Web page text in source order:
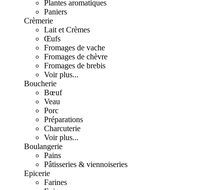
Plantes aromatiques
Paniers
Crèmerie
Lait et Crèmes
Œufs
Fromages de vache
Fromages de chèvre
Fromages de brebis
Voir plus...
Boucherie
Bœuf
Veau
Porc
Préparations
Charcuterie
Voir plus...
Boulangerie
Pains
Pâtisseries & viennoiseries
Epicerie
Farines